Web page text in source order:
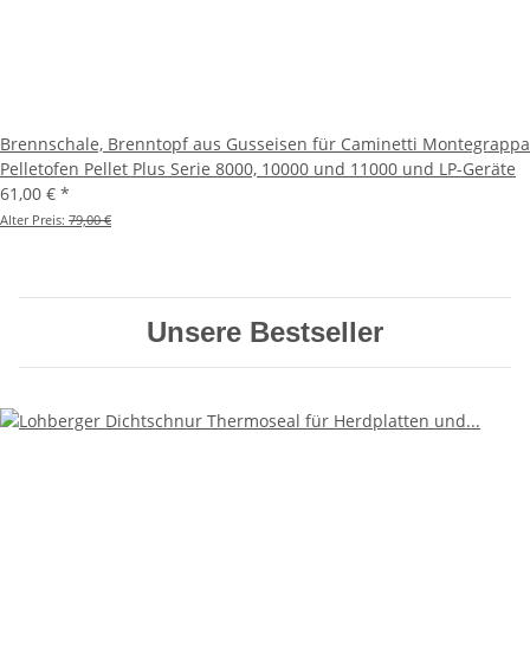
Brennschale, Brenntopf aus Gusseisen für Caminetti Montegrappa
Pelletofen Pellet Plus Serie 8000, 10000 und 11000 und LP-Geräte
61,00 € *
Alter Preis: 79,00 €
Unsere Bestseller